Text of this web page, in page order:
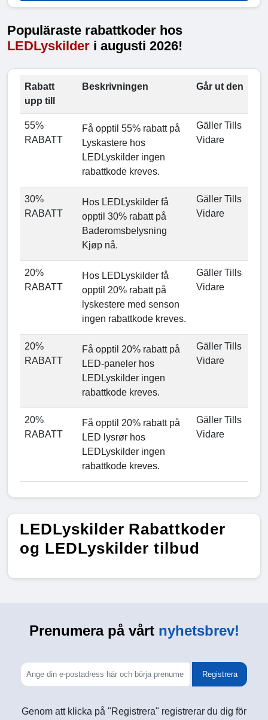
Populäraste rabattkoder hos
LEDLyskilder i augusti 2026!
Rabatt
upp till
Beskrivningen Går ut den
55%
RABATT
Få opptil 55% rabatt på
Lyskastere hos
LEDLyskilder ingen
rabattkode kreves.
Gäller Tills
Vidare
30%
RABATT
Hos LEDLyskilder få
opptil 30% rabatt på
Baderomsbelysning
Kjøp nå.
Gäller Tills
Vidare
20%
RABATT
Hos LEDLyskilder få
opptil 20% rabatt på
lyskestere med senson
ingen rabattkode kreves.
Gäller Tills
Vidare
20%
RABATT
Få opptil 20% rabatt på
LED-paneler hos
LEDLyskilder ingen
rabattkode kreves.
Gäller Tills
Vidare
20%
RABATT
Få opptil 20% rabatt på
LED lysrør hos
LEDLyskilder ingen
rabattkode kreves.
Gäller Tills
Vidare
LEDLyskilder Rabattkoder
og LEDLyskilder tilbud
Prenumera på vårtnyhetsbrev!
Registrera
Genom att klicka på "Registrera" registrerar du dig för